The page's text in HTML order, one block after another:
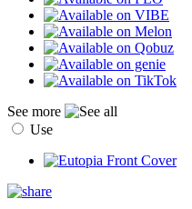
See more
Use